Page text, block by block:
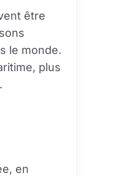
être
le monde.
plus
en